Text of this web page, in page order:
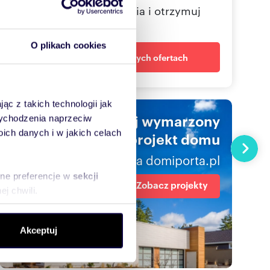
O plikach cookies
z takich technologii jak
naprzeciw
danych i w jakich celach
preferencje w sekcji
chwili.
społecznościowym,
od Ciebie lub
Akceptuj
Określ swoje oczekiwania i otrzymuj
Powiadom o nowych ofertach
Znajdź swój wymarzony
projekt domu
na domiporta.pl
Zobacz projekty